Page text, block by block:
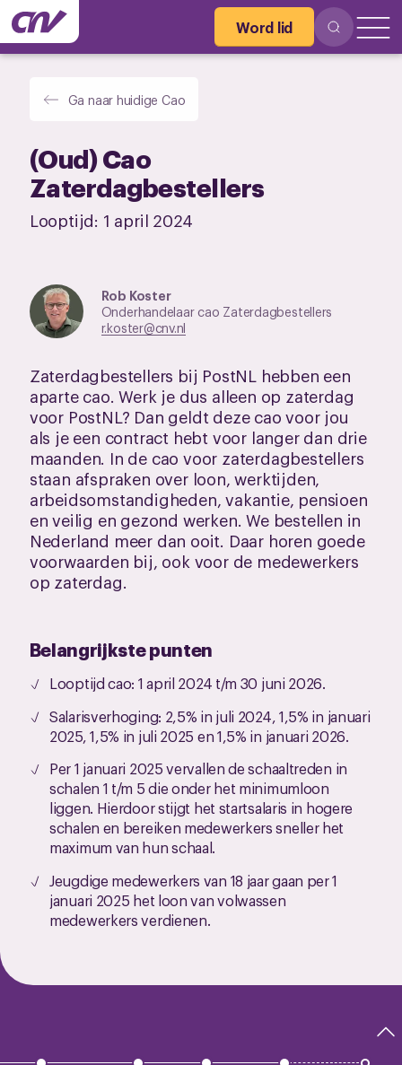
Word lid
Ga naar huidige Cao
(Oud) Cao
Zaterdagbestellers
Looptijd: 1 april 2024
Rob Koster
Onderhandelaar cao Zaterdagbestellers
r.koster@cnv.nl
Zaterdagbestellers bij PostNL hebben een
aparte cao. Werk je dus alleen op zaterdag
voor PostNL? Dan geldt deze cao voor jou
als je een contract hebt voor langer dan drie
maanden. In de cao voor zaterdagbestellers
staan afspraken over loon, werktijden,
arbeidsomstandigheden, vakantie, pensioen
en veilig en gezond werken. We bestellen in
Nederland meer dan ooit. Daar horen goede
voorwaarden bij, ook voor de medewerkers
op zaterdag.
Belangrijkste punten
Looptijd cao: 1 april 2024 t/m 30 juni 2026.
Salarisverhoging: 2,5% in juli 2024, 1,5% in januari
2025, 1,5% in juli 2025 en 1,5% in januari 2026.
Per 1 januari 2025 vervallen de schaaltreden in
schalen 1 t/m 5 die onder het minimumloon
liggen. Hierdoor stijgt het startsalaris in hogere
schalen en bereiken medewerkers sneller het
maximum van hun schaal.
Jeugdige medewerkers van 18 jaar gaan per 1
januari 2025 het loon van volwassen
medewerkers verdienen.